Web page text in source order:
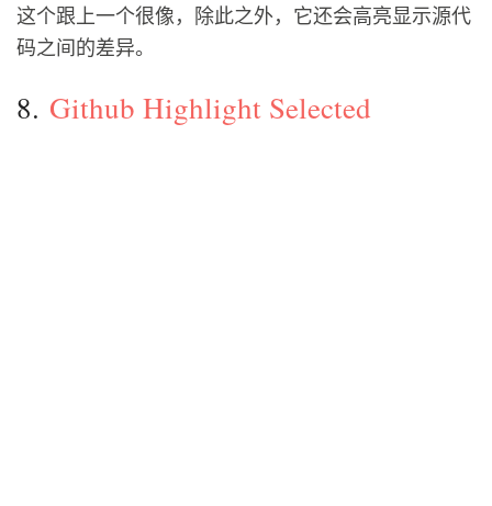
这个跟上一个很像，除此之外，它还会高亮显示源代
码之间的差异。
8. Github Highlight Selected